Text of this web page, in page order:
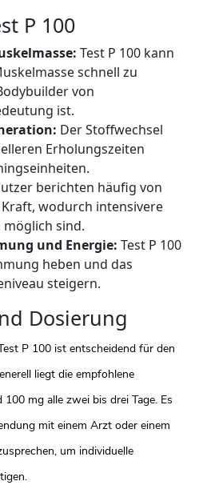
P 100
Test P 100 kann
schnell zu
von
ist.
Der Stoffwechsel
Erholungszeiten
berichten häufig von
wodurch intensivere
sind.
und Energie: Test P 100
heben und das
steigern.
Dosierung
P 100 ist entscheidend für den
liegt die empfohlene
mg alle zwei bis drei Tage. Es
mit einem Arzt oder einem
um individuelle